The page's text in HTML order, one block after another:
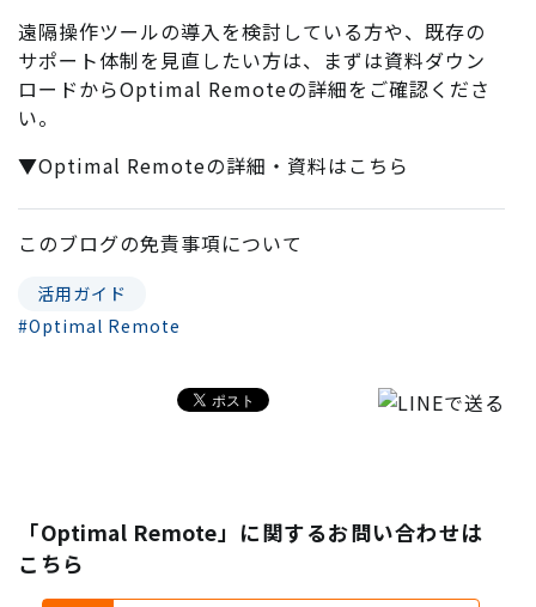
遠隔操作ツールの導入を検討している方や、既存の
サポート体制を見直したい方は、まずは資料ダウン
ロードからOptimal Remoteの詳細をご確認くださ
い。
▼Optimal Remoteの詳細・資料はこちら
このブログの免責事項について
活用ガイド
#Optimal Remote
「Optimal Remote」に関するお問い合わせは
こちら